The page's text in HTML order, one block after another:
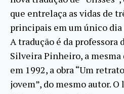
que entrelaça as vidas de
principais em um único dia
A tradução é da professora
Silveira Pinheiro, a
em 1992, a obra “Um
jovem”, do mesmo autor.